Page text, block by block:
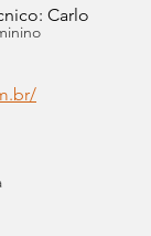
Carlo